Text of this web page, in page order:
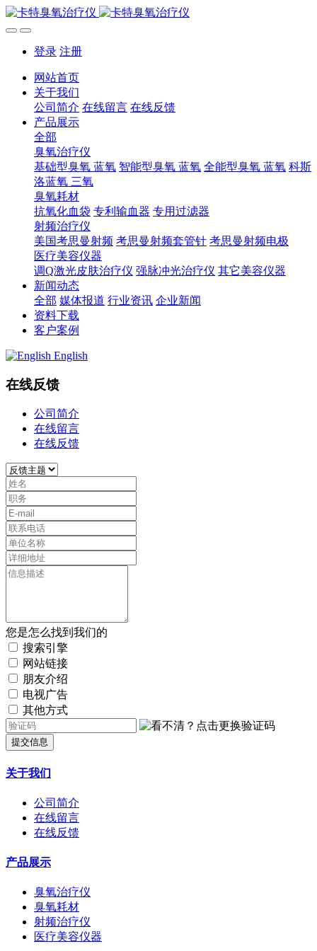
登录 注册
网站首页
关于我们
公司简介 在线留言 在线反馈
产品展示
全部
臭氧治疗仪
基础型臭氧 蓝氧 智能型臭氧 蓝氧 全能型臭氧 蓝氧 科斯
洛蓝氧 三氧
臭氧耗材
抗氧化血袋 专利输血器 专用过滤器
射频治疗仪
美国考思曼射频 考思曼射频套管针 考思曼射频电极
医疗美容仪器
调Q激光皮肤治疗仪 强脉冲光治疗仪 其它美容仪器
新闻动态
全部 媒体报道 行业资讯 企业新闻
资料下载
客户案例
English
在线反馈
公司简介
在线留言
在线反馈
您是怎么找到我们的
搜索引擎
网站链接
朋友介绍
电视广告
其他方式
提交信息
关于我们
公司简介
在线留言
在线反馈
产品展示
臭氧治疗仪
臭氧耗材
射频治疗仪
医疗美容仪器